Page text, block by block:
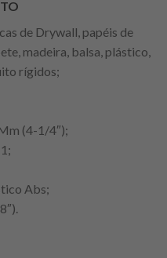
de Drywall, papéis de
madeira, balsa, plástico,
rígidos;
(4-1/4″);
Abs;